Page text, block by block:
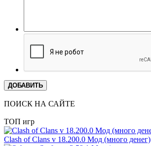
ДОБАВИТЬ
ПОИСК НА САЙТЕ
ТОП игр
Clash of Clans v 18.200.0 Мод (много денег)